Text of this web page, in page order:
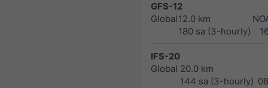
GFS-12
Global12.0 km
180 sa (3-hourly)
IFS-20
Global 20.0 km
144 sa (3-hourly)